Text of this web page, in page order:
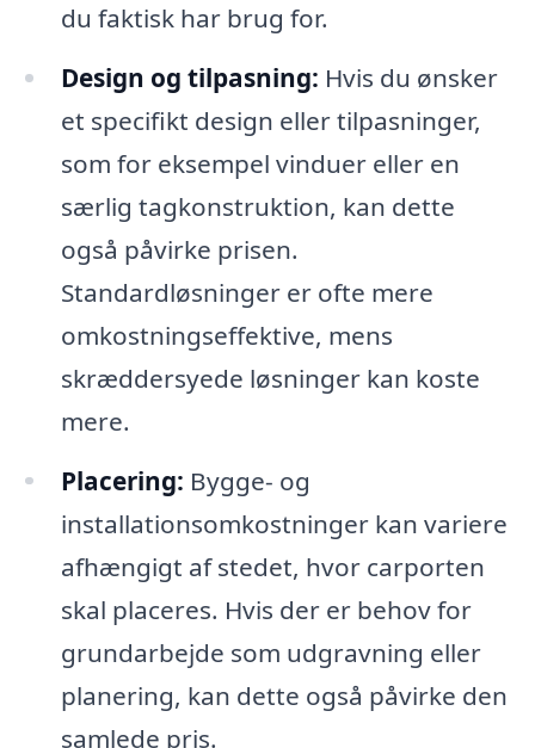
du faktisk har brug for.
Design og tilpasning: Hvis du ønsker
et specifikt design eller tilpasninger,
som for eksempel vinduer eller en
særlig tagkonstruktion, kan dette
også påvirke prisen.
Standardløsninger er ofte mere
omkostningseffektive, mens
skræddersyede løsninger kan koste
mere.
Placering: Bygge- og
installationsomkostninger kan variere
afhængigt af stedet, hvor carporten
skal placeres. Hvis der er behov for
grundarbejde som udgravning eller
planering, kan dette også påvirke den
samlede pris.